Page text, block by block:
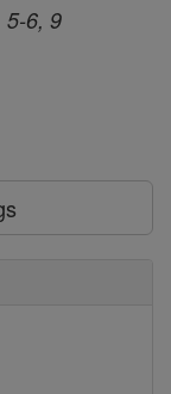
5-6, 9